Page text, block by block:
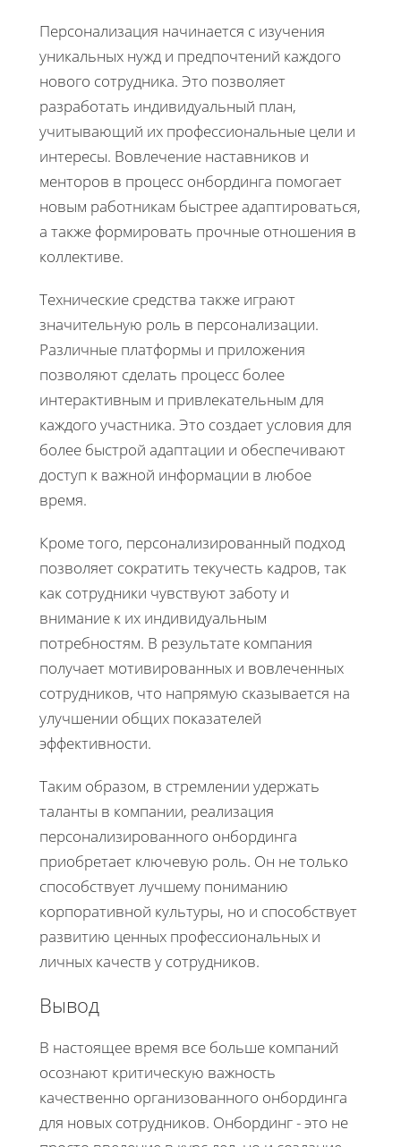
Персонализация начинается с изучения
уникальных нужд и предпочтений каждого
нового сотрудника. Это позволяет
разработать индивидуальный план,
учитывающий их профессиональные цели и
интересы. Вовлечение наставников и
менторов в процесс онбординга помогает
новым работникам быстрее адаптироваться,
а также формировать прочные отношения в
коллективе.
Технические средства также играют
значительную роль в персонализации.
Различные платформы и приложения
позволяют сделать процесс более
интерактивным и привлекательным для
каждого участника. Это создает условия для
более быстрой адаптации и обеспечивают
доступ к важной информации в любое
время.
Кроме того, персонализированный подход
позволяет сократить текучесть кадров, так
как сотрудники чувствуют заботу и
внимание к их индивидуальным
потребностям. В результате компания
получает мотивированных и вовлеченных
сотрудников, что напрямую сказывается на
улучшении общих показателей
эффективности.
Таким образом, в стремлении удержать
таланты в компании, реализация
персонализированного онбординга
приобретает ключевую роль. Он не только
способствует лучшему пониманию
корпоративной культуры, но и способствует
развитию ценных профессиональных и
личных качеств у сотрудников.
Вывод
В настоящее время все больше компаний
осознают критическую важность
качественно организованного онбординга
для новых сотрудников. Онбординг - это не